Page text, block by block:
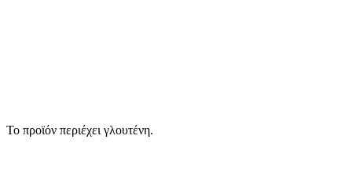
Το προϊόν περιέχει γλουτένη.